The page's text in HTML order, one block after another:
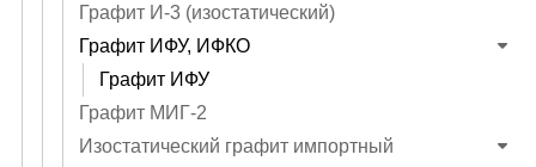
Графит И-3 (изостатический)
Графит ИФУ, ИФКО
Графит ИФУ
Графит МИГ-2
Изостатический графит импортный